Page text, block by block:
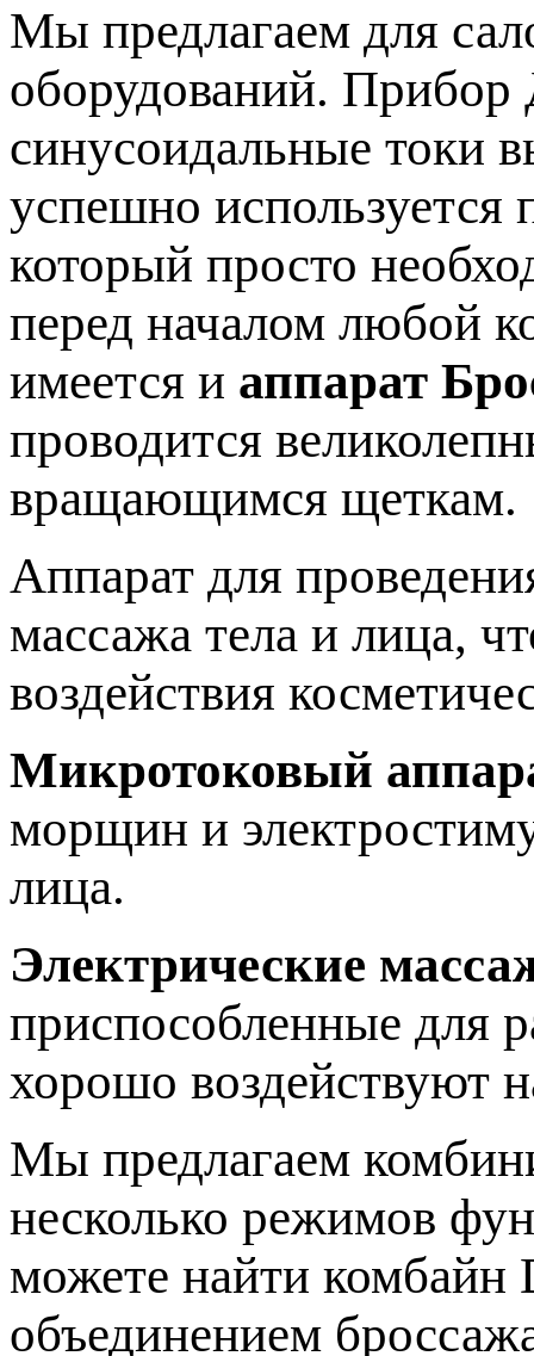
Мы предлагаем для
оборудований. Прибор
синусоидальные токи
успешно используется
который просто
перед началом любой
имеется и аппарат
проводится
вращающимся щеткам.
Аппарат для
массажа тела и лица,
воздействия
Микротоковый
морщин и
лица.
Электрические
приспособленные для
хорошо воздействуют
Мы предлагаем
несколько режимов
можете найти комбайн
объединением